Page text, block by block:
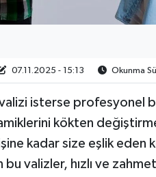
07.11.2025 - 15:13 Okunma
isterse profesyonel
kökten
kadar size eşlik eden
bu valizler, hızlı ve